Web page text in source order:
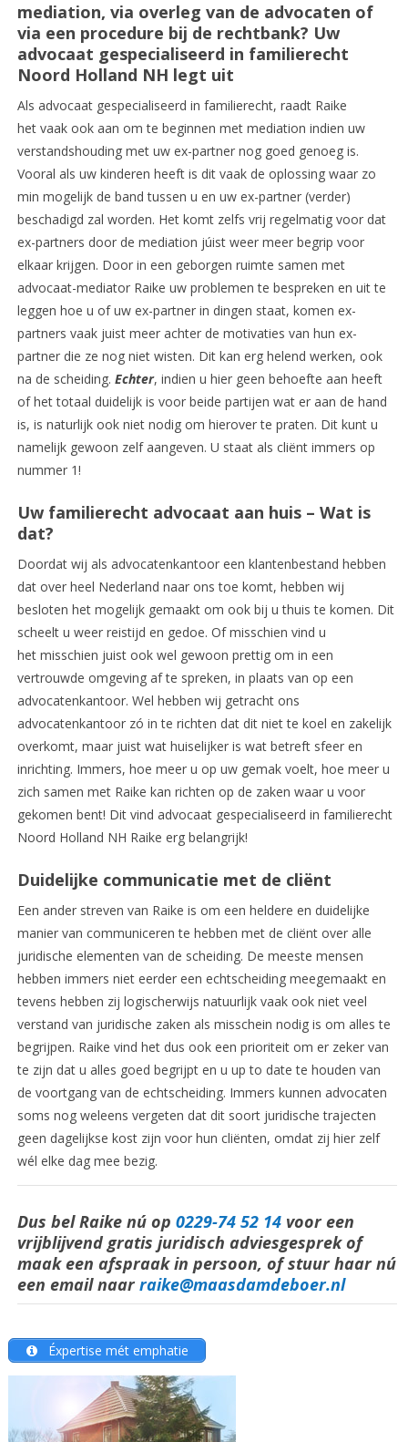
mediation, via overleg van de advocaten of
via een procedure bij de rechtbank? Uw
advocaat gespecialiseerd in familierecht
Noord Holland NH legt uit
Als advocaat gespecialiseerd in familierecht, raadt Raike
het vaak ook aan om te beginnen met mediation indien uw
verstandshouding met uw ex-partner nog goed genoeg is.
Vooral als uw kinderen heeft is dit vaak de oplossing waar zo
min mogelijk de band tussen u en uw ex-partner (verder)
beschadigd zal worden. Het komt zelfs vrij regelmatig voor dat
ex-partners door de mediation júist weer meer begrip voor
elkaar krijgen. Door in een geborgen ruimte samen met
advocaat-mediator Raike uw problemen te bespreken en uit te
leggen hoe u of uw ex-partner in dingen staat, komen ex-
partners vaak juist meer achter de motivaties van hun ex-
partner die ze nog niet wisten. Dit kan erg helend werken, ook
na de scheiding. Echter, indien u hier geen behoefte aan heeft
of het totaal duidelijk is voor beide partijen wat er aan de hand
is, is naturlijk ook niet nodig om hierover te praten. Dit kunt u
namelijk gewoon zelf aangeven. U staat als cliënt immers op
nummer 1!
Uw familierecht advocaat aan huis – Wat is
dat?
Doordat wij als advocatenkantoor een klantenbestand hebben
dat over heel Nederland naar ons toe komt, hebben wij
besloten het mogelijk gemaakt om ook bij u thuis te komen. Dit
scheelt u weer reistijd en gedoe. Of misschien vind u
het misschien juist ook wel gewoon prettig om in een
vertrouwde omgeving af te spreken, in plaats van op een
advocatenkantoor. Wel hebben wij getracht ons
advocatenkantoor zó in te richten dat dit niet te koel en zakelijk
overkomt, maar juist wat huiselijker is wat betreft sfeer en
inrichting. Immers, hoe meer u op uw gemak voelt, hoe meer u
zich samen met Raike kan richten op de zaken waar u voor
gekomen bent! Dit vind advocaat gespecialiseerd in familierecht
Noord Holland NH Raike erg belangrijk!
Duidelijke communicatie met de cliënt
Een ander streven van Raike is om een heldere en duidelijke
manier van communiceren te hebben met de cliënt over alle
juridische elementen van de scheiding. De meeste mensen
hebben immers niet eerder een echtscheiding meegemaakt en
tevens hebben zij logischerwijs natuurlijk vaak ook niet veel
verstand van juridische zaken als misschein nodig is om alles te
begrijpen. Raike vind het dus ook een prioriteit om er zeker van
te zijn dat u alles goed begrijpt en u up to date te houden van
de voortgang van de echtscheiding. Immers kunnen advocaten
soms nog weleens vergeten dat dit soort juridische trajecten
geen dagelijkse kost zijn voor hun cliënten, omdat zij hier zelf
wél elke dag mee bezig.
Dus bel Raike nú op 0229-74 52 14 voor een
vrijblijvend gratis juridisch adviesgesprek of
maak een afspraak in persoon, of stuur haar nú
een email naar raike@maasdamdeboer.nl
Éxpertise mét emphatie